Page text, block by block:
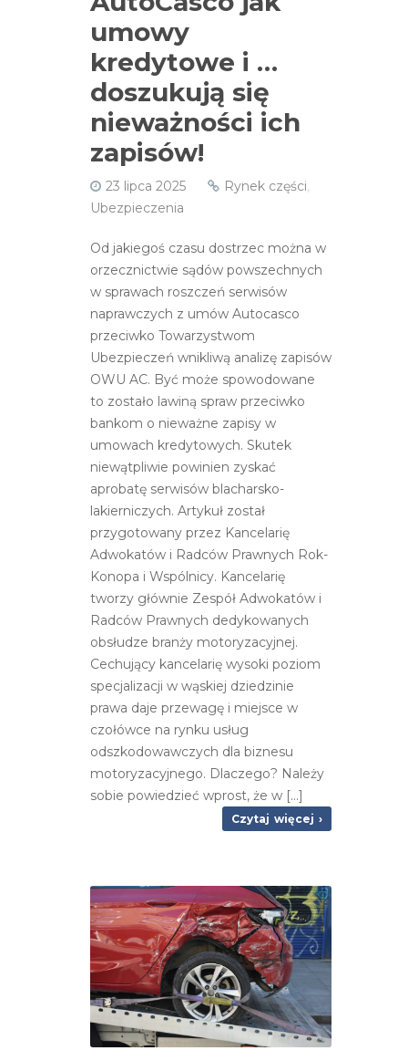
umowy
kredytowe i …
doszukują się
nieważności ich
zapisów!
23 lipca 2025 Rynek części,
Ubezpieczenia
Od jakiegoś czasu dostrzec można w
orzecznictwie sądów powszechnych
w sprawach roszczeń serwisów
naprawczych z umów Autocasco
przeciwko Towarzystwom
Ubezpieczeń wnikliwą analizę zapisów
OWU AC. Być może spowodowane
to zostało lawiną spraw przeciwko
bankom o nieważne zapisy w
umowach kredytowych. Skutek
niewątpliwie powinien zyskać
aprobatę serwisów blacharsko-
lakierniczych. Artykuł został
przygotowany przez Kancelarię
Adwokatów i Radców Prawnych Rok-
Konopa i Wspólnicy. Kancelarię
tworzy głównie Zespół Adwokatów i
Radców Prawnych dedykowanych
obsłudze branży motoryzacyjnej.
Cechujący kancelarię wysoki poziom
specjalizacji w wąskiej dziedzinie
prawa daje przewagę i miejsce w
czołówce na rynku usług
odszkodowawczych dla biznesu
motoryzacyjnego. Dlaczego? Należy
sobie powiedzieć wprost, że w [...]
Czytaj więcej ›